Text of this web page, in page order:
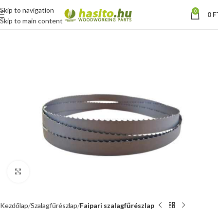
Skip to navigation
Skip to main content
0 0
Kezdőlap Szalagfűrészlap Faipari szalagfűrészlap